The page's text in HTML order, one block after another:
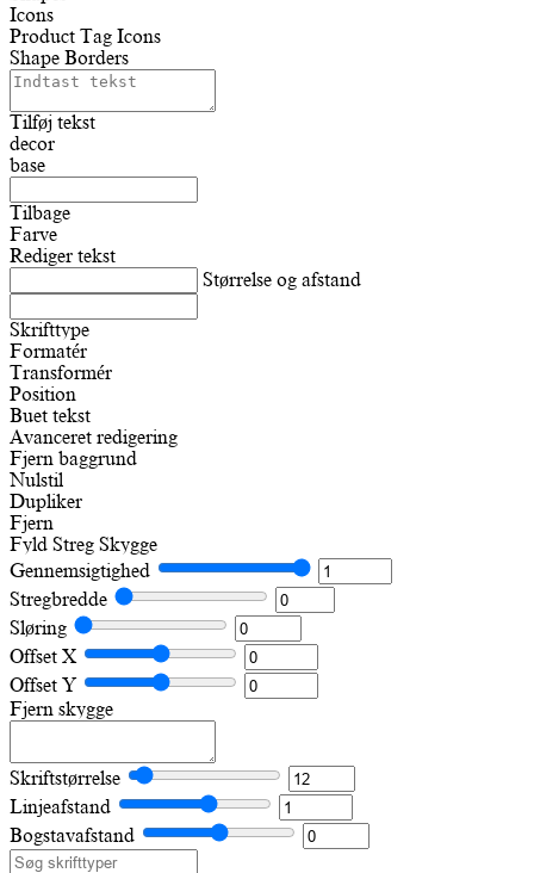
Icons
Product Tag Icons
Shape Borders
Tilføj tekst
decor
base
Tilbage
Farve
Rediger tekst
Størrelse og afstand
Skrifttype
Formatér
Transformér
Position
Buet tekst
Avanceret redigering
Fjern baggrund
Nulstil
Dupliker
Fjern
Fyld Streg Skygge
Gennemsigtighed
Stregbredde
Sløring
Offset X
Offset Y
Fjern skygge
Skriftstørrelse
Linjeafstand
Bogstavafstand